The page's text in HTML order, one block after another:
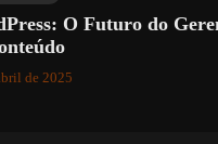
O Futuro do
de 2025